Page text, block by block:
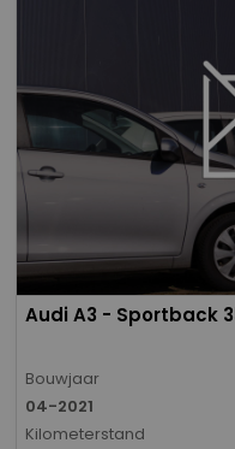
Audi A3 - Sportback
Bouwjaar
04-2021
Kilometerstand